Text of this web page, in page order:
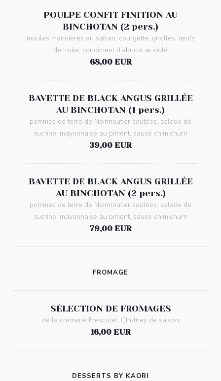
POULPE CONFIT FINITION AU
BINCHOTAN (2 pers.)
moules marinières au safran, courgette, girolles, œufs
de truite, condiment d’abricot acidulé
68,00 EUR
BAVETTE DE BLACK ANGUS GRILLÉE
AU BINCHOTAN (1 pers.)
pommes de terre de Noirmoutier sautées, salade de
sucrine, mayonnaise au piment, sauce chimichurri
39,00 EUR
BAVETTE DE BLACK ANGUS GRILLÉE
AU BINCHOTAN (2 pers.)
pommes de terre de Noirmoutier sautées, salade de
sucrine, mayonnaise au piment, sauce chimichurri
79,00 EUR
FROMAGE
SÉLECTION DE FROMAGES
de la crèmerie Frescolet, Chutney de saison
16,00 EUR
DESSERTS BY KAORI